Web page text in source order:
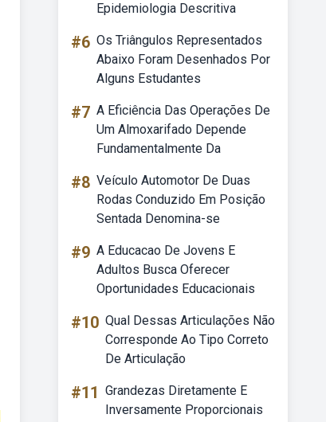
Epidemiologia Descritiva
#6 Os Triângulos Representados
Abaixo Foram Desenhados Por
Alguns Estudantes
#7 A Eficiência Das Operações De
Um Almoxarifado Depende
Fundamentalmente Da
#8 Veículo Automotor De Duas
Rodas Conduzido Em Posição
Sentada Denomina-se
#9 A Educacao De Jovens E
Adultos Busca Oferecer
Oportunidades Educacionais
#10 Qual Dessas Articulações Não
Corresponde Ao Tipo Correto
De Articulação
#11 Grandezas Diretamente E
Inversamente Proporcionais